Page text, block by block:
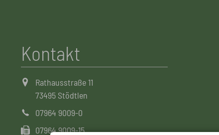
Kontakt
Rathausstraße 11
73495 Stödtlen
07964 9009-0
07964 9009-15